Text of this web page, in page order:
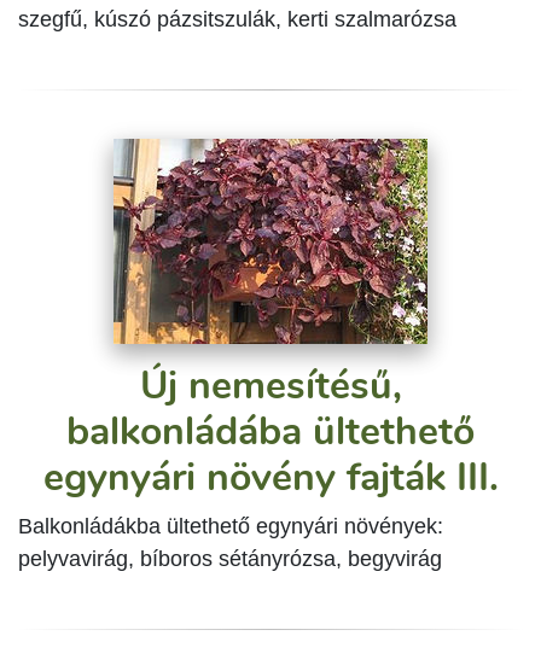
szegfű, kúszó pázsitszulák, kerti szalmarózsa
Új nemesítésű,
balkonládába ültethető
egynyári növény fajták III.
Balkonládákba ültethető egynyári növények:
pelyvavirág, bíboros sétányrózsa, begyvirág